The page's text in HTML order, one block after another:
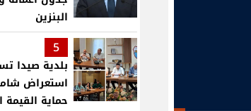
البنزين
5
بلدية صيدا
استعراض
حماية القيمة